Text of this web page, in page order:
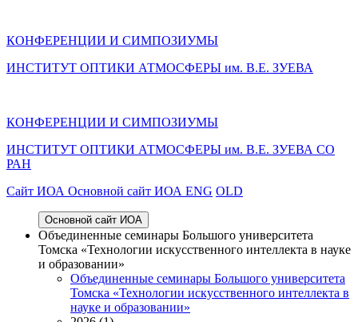
КОНФЕРЕНЦИИ И СИМПОЗИУМЫ
ИНСТИТУТ ОПТИКИ АТМОСФЕРЫ им. В.Е. ЗУЕВА
КОНФЕРЕНЦИИ И СИМПОЗИУМЫ
ИНСТИТУТ ОПТИКИ АТМОСФЕРЫ им. В.Е. ЗУЕВА СО
РАН
Cайт ИОА Основной сайт ИОА ENG OLD
Основной сайт ИОА
Объединенные семинары Большого университета
Томска «Технологии искусственного интеллекта в науке
и образовании»
Объединенные семинары Большого университета
Томска «Технологии искусственного интеллекта в
науке и образовании»